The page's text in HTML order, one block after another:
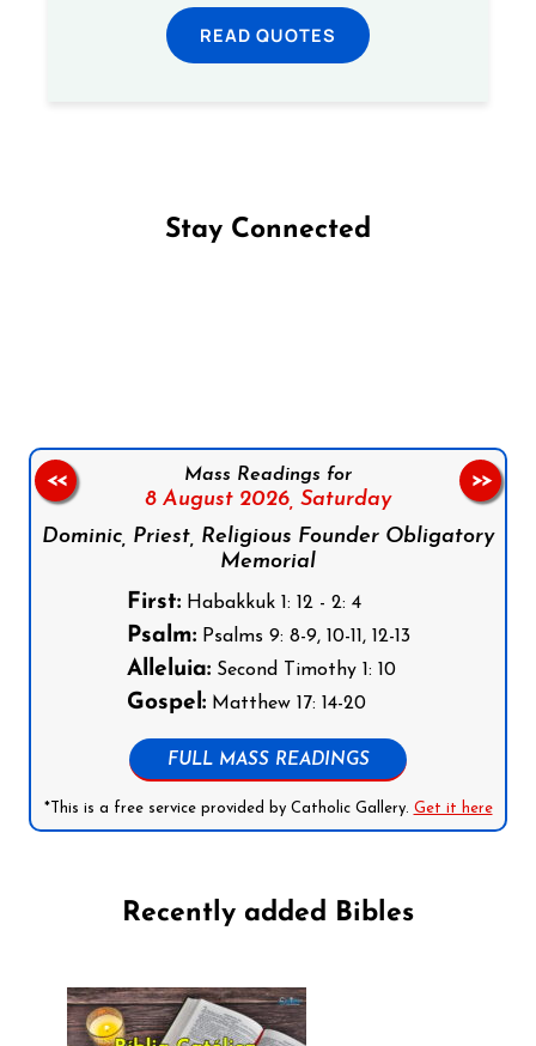
READ QUOTES
Stay Connected
Mass Readings for
8 August 2026, Saturday
Dominic, Priest, Religious Founder Obligatory
Memorial
First:Habakkuk 1: 12 - 2: 4
Psalm:Psalms 9: 8-9, 10-11, 12-13
Alleluia:Second Timothy 1: 10
Gospel:Matthew 17: 14-20
FULL MASS READINGS
*This is a free service provided by Catholic Gallery. Get it here
<< >>
Recently added Bibles